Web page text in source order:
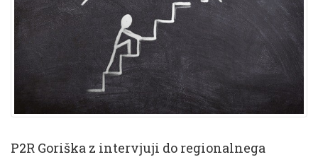
P2R Goriška z intervjuji do regionalnega